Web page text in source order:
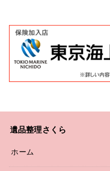
遺品整理さくら
ホーム